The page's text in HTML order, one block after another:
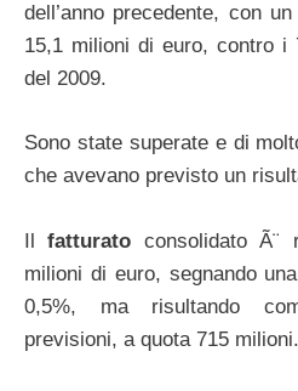
dell’anno precedente, con un
15,1 milioni di euro, contro i
del 2009.
Sono state superate e di
che avevano previsto un
Ilfatturato consolidato Ã¨
milioni di euro, segnando
0,5%, ma risultando
previsioni, a quota 715 milioni.